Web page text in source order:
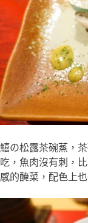
鱚の松露茶碗蒸，
吃，魚肉沒有刺，
感的醃菜，配色上也